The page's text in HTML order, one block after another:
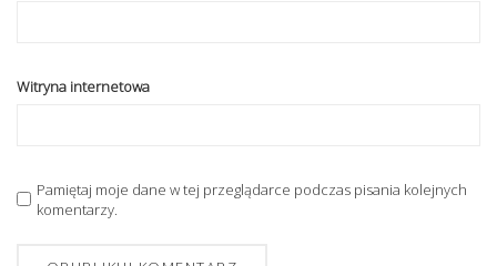
Witryna internetowa
Pamiętaj moje dane w tej przeglądarce podczas pisania kolejnych
komentarzy.